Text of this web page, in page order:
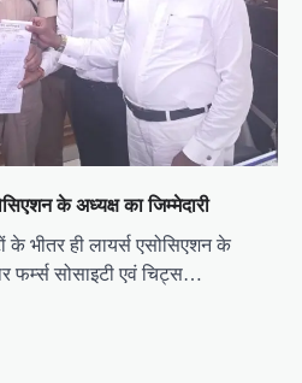
के अध्यक्ष का जिम्मेदारी
भीतर ही लायर्स एसोसिएशन के
फर्म्स सोसाइटी एवं चिट्स…